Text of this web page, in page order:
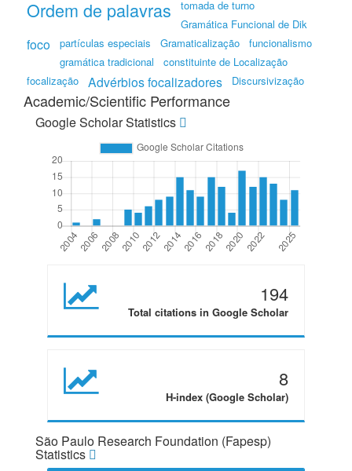
Ordem de palavras
tomada de turno
Gramática Funcional de Dik
foco partículas especiais Gramaticalização
funcionalismo
gramática tradicional
constituinte de Localização
focalização
Advérbios focalizadores Discursivização
Academic/Scientific Performance
Google Scholar Statistics
194
Total citations in Google Scholar
8
H-index (Google Scholar)
São Paulo Research Foundation (Fapesp)
Statistics